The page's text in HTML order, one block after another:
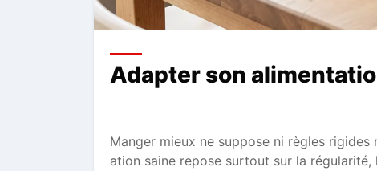
Adapter son
Manger mieux ne suppose ni règles
ation saine repose surtout sur la